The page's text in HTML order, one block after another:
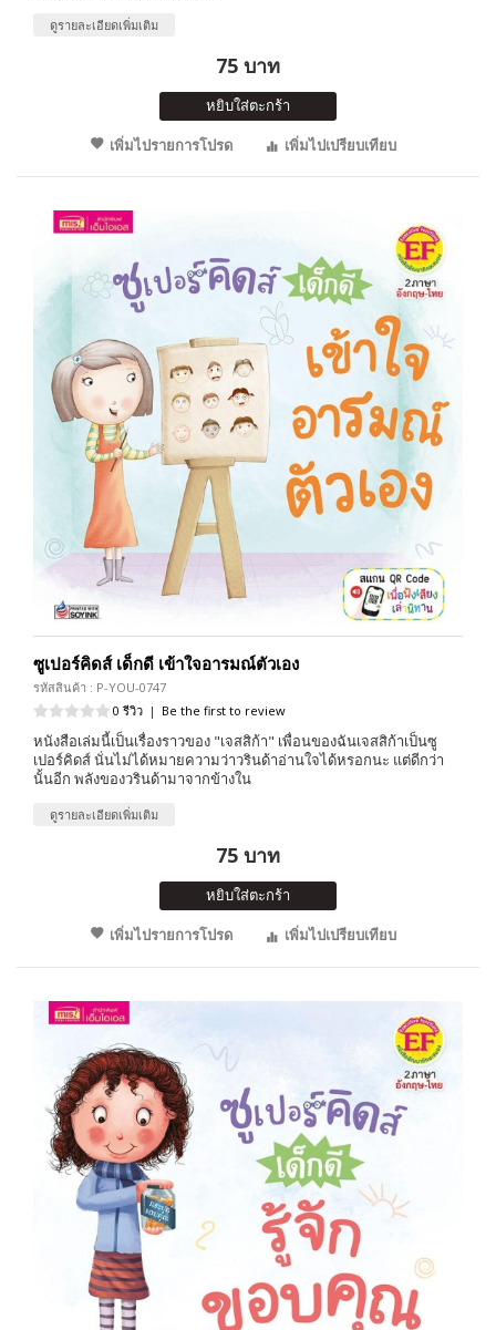
ดูรายละเอียดเพิ่มเติม
75 บาท
หยิบใส่ตะกร้า
เพิ่มไปรายการโปรด
เพิ่มไปเปรียบเทียบ
ซูเปอร์คิดส์ เด็กดี เข้าใจอารมณ์ตัวเอง
รหัสสินค้า : P-YOU-0747
0 รีวิว | Be the first to review
หนังสือเล่มนี้เป็นเรื่องราวของ "เจสสิก้า" เพื่อนของฉันเจสสิก้าเป็นซู
เปอร์คิดส์ นั่นไม่ได้หมายความว่าวรินด้าอ่านใจได้หรอกนะ แต่ดีกว่า
นั้นอีก พลังของวรินด้ามาจากข้างใน
ดูรายละเอียดเพิ่มเติม
75 บาท
หยิบใส่ตะกร้า
เพิ่มไปรายการโปรด
เพิ่มไปเปรียบเทียบ